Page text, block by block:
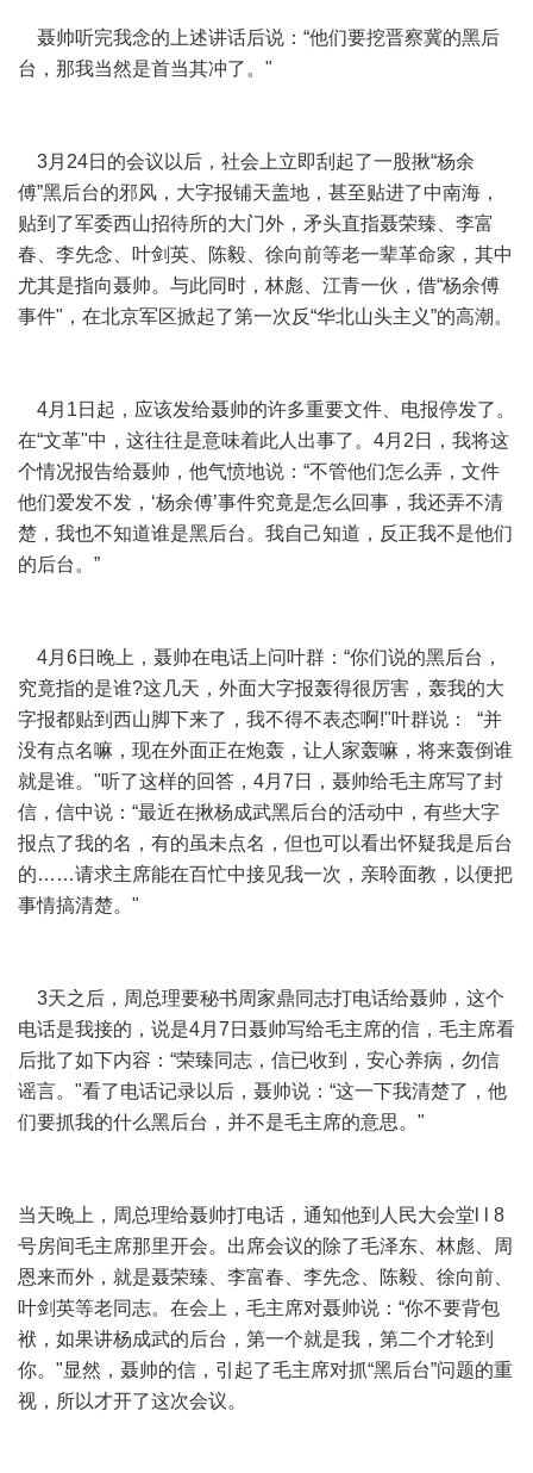
聂帅听完我念的上述讲话后说：“他们要挖晋察冀的黑后
台，那我当然是首当其冲了。"
3月24日的会议以后，社会上立即刮起了一股揪“杨余
傅”黑后台的邪风，大字报铺天盖地，甚至贴进了中南海，
贴到了军委西山招待所的大门外，矛头直指聂荣臻、李富
春、李先念、叶剑英、陈毅、徐向前等老一辈革命家，其中
尤其是指向聂帅。与此同时，林彪、江青一伙，借“杨余傅
事件"，在北京军区掀起了第一次反“华北山头主义”的高潮。
4月1日起，应该发给聂帅的许多重要文件、电报停发了。
在“文革"中，这往往是意味着此人出事了。4月2日，我将这
个情况报告给聂帅，他气愤地说：“不管他们怎么弄，文件
他们爱发不发，‘杨余傅’事件究竟是怎么回事，我还弄不清
楚，我也不知道谁是黑后台。我自己知道，反正我不是他们
的后台。”
4月6日晚上，聂帅在电话上问叶群：“你们说的黑后台，
究竟指的是谁?这几天，外面大字报轰得很厉害，轰我的大
字报都贴到西山脚下来了，我不得不表态啊!"叶群说： “并
没有点名嘛，现在外面正在炮轰，让人家轰嘛，将来轰倒谁
就是谁。"听了这样的回答，4月7日，聂帅给毛主席写了封
信，信中说：“最近在揪杨成武黑后台的活动中，有些大字
报点了我的名，有的虽未点名，但也可以看出怀疑我是后台
的……请求主席能在百忙中接见我一次，亲聆面教，以便把
事情搞清楚。"
3天之后，周总理要秘书周家鼎同志打电话给聂帅，这个
电话是我接的，说是4月7日聂帅写给毛主席的信，毛主席看
后批了如下内容：“荣臻同志，信已收到，安心养病，勿信
谣言。"看了电话记录以后，聂帅说：“这一下我清楚了，他
们要抓我的什么黑后台，并不是毛主席的意思。"
当天晚上，周总理给聂帅打电话，通知他到人民大会堂l l 8
号房间毛主席那里开会。出席会议的除了毛泽东、林彪、周
恩来而外，就是聂荣臻、李富春、李先念、陈毅、徐向前、
叶剑英等老同志。在会上，毛主席对聂帅说：“你不要背包
袱，如果讲杨成武的后台，第一个就是我，第二个才轮到
你。"显然，聂帅的信，引起了毛主席对抓“黑后台”问题的重
视，所以才开了这次会议。